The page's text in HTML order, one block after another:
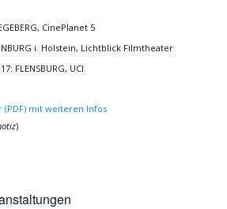
CinePlanet 5
i. Holstein, Lichtblick Filmtheater
FLENSBURG, UCI
(PDF) mit weiteren Infos
)